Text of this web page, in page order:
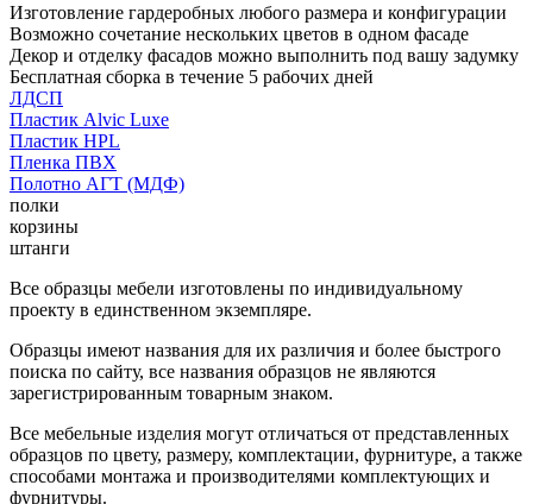
Изготовление гардеробных любого размера и конфигурации
Возможно сочетание нескольких цветов в одном фасаде
Декор и отделку фасадов можно выполнить под вашу задумку
Бесплатная сборка в течение 5 рабочих дней
ЛДСП
Пластик Alvic Luxe
Пластик HPL
Пленка ПВХ
Полотно АГТ (МДФ)
полки
корзины
штанги
Все образцы мебели изготовлены по индивидуальному
проекту в единственном экземпляре.
Образцы имеют названия для их различия и более быстрого
поиска по сайту, все названия образцов не являются
зарегистрированным товарным знаком.
Все мебельные изделия могут отличаться от представленных
образцов по цвету, размеру, комплектации, фурнитуре, а также
способами монтажа и производителями комплектующих и
фурнитуры.